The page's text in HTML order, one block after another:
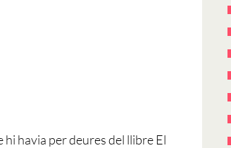
hi havia per deures del llibre El